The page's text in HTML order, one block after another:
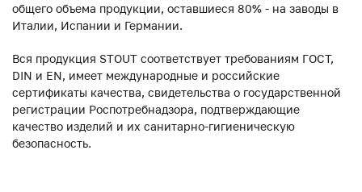
общего объема продукции, оставшиеся 80% - на заводы в
Италии, Испании и Германии.
Вся продукция STOUT соответствует требованиям ГОСТ,
DIN и EN, имеет международные и российские
сертификаты качества, свидетельства о государственной
регистрации Роспотребнадзора, подтверждающие
качество изделий и их санитарно-гигиеническую
безопасность.